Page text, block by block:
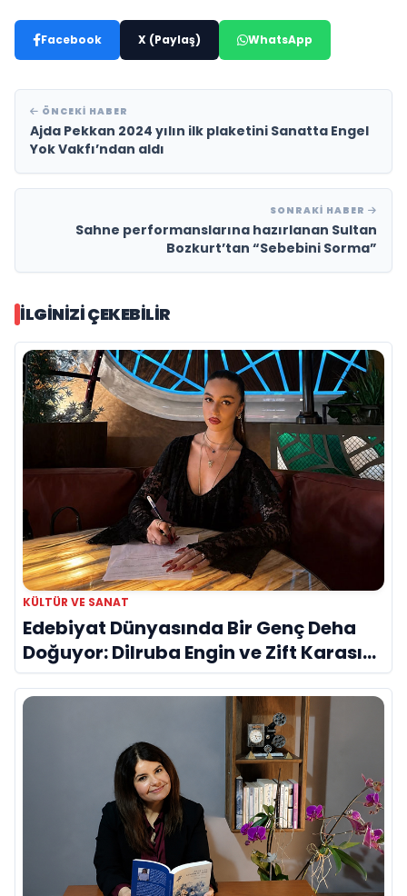
Facebook X (Paylaş) WhatsApp
ÖNCEKI HABER
Ajda Pekkan 2024 yılın ilk plaketini Sanatta Engel
Yok Vakfı’ndan aldı
SONRAKI HABER
Sahne performanslarına hazırlanan Sultan
Bozkurt’tan “Sebebini Sorma”
İLGINIZI ÇEKEBILIR
KÜLTÜR VE SANAT
Edebiyat Dünyasında Bir Genç Deha
Doğuyor: Dilruba Engin ve Zift Karası
Evreni ‘AVENOİR’